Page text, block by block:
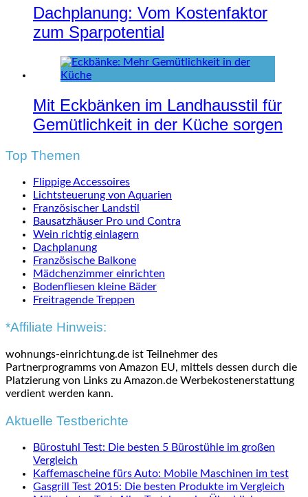
Dachplanung: Vom Kostenfaktor
zum Sparpotential
Mit Eckbänken im Landhausstil für
Gemütlichkeit in der Küche sorgen
Top Themen
Flippige Accessoires
Lichtsteuerung von Aquarien
Französischer Landstil
Bausatzhäuser Pro und Contra
Wein richtig einlagern
Dachplanung
Französische Balkone
Mädchenzimmer einrichten
Bodenfliesen kleine Bäder
Freitragende Treppen
*Affiliate Hinweis:
wohnungs-einrichtung.de ist Teilnehmer des
Partnerprogramms von Amazon EU, mittels dessen durch die
Platzierung von Links zu Amazon.de Werbekostenerstattung
verdient werden kann.
Aktuelle Testberichte
Bürostuhl Test: Die besten 5 Bürostühle im großen
Vergleich
Kaffemascheine fürs Auto: Mobile Maschinen im test
Gasgrill Test 2015: Die besten Produkte im Vergleich